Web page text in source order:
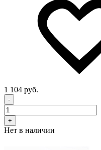
1 104 руб.
-
+
Нет в наличии